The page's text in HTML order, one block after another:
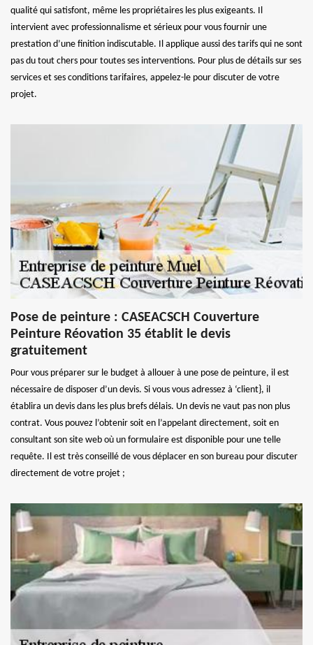
qualité qui satisfont, même les propriétaires les plus exigeants. Il
intervient avec professionnalisme et sérieux pour vous fournir une
prestation d’une finition indiscutable. Il applique aussi des tarifs qui ne sont
pas du tout chers pour toutes ses interventions. Pour plus de détails sur ses
services et ses conditions tarifaires, appelez-le pour discuter de votre
projet.
Pose de peinture : CASEACSCH Couverture
Peinture Réovation 35 établit le devis
gratuitement
Pour vous préparer sur le budget à allouer à une pose de peinture, il est
nécessaire de disposer d’un devis. Si vous vous adressez à ‘client}, il
établira un devis dans les plus brefs délais. Un devis ne vaut pas non plus
contrat. Vous pouvez l’obtenir soit en l’appelant directement, soit en
consultant son site web où un formulaire est disponible pour une telle
requête. Il est très conseillé de vous déplacer en son bureau pour discuter
directement de votre projet ;